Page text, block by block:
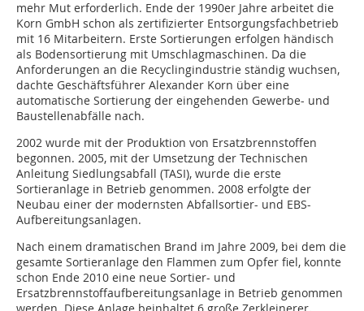
mehr Mut erforderlich. Ende der 1990er Jahre arbeitet die
Korn GmbH schon als zertifizierter Entsorgungsfachbetrieb
mit 16 Mitarbeitern. Erste Sortierungen erfolgen händisch
als Bodensortierung mit Umschlagmaschinen. Da die
Anforderungen an die Recyclingindustrie ständig wuchsen,
dachte Geschäftsführer Alexander Korn über eine
automatische Sortierung der eingehenden Gewerbe- und
Baustellenabfälle nach.
2002 wurde mit der Produktion von Ersatzbrennstoffen
begonnen. 2005, mit der Umsetzung der Technischen
Anleitung Siedlungsabfall (TASI), wurde die erste
Sortieranlage in Betrieb genommen. 2008 erfolgte der
Neubau einer der modernsten Abfallsortier- und EBS-
Aufbereitungsanlagen.
Nach einem dramatischen Brand im Jahre 2009, bei dem die
gesamte Sortieranlage den Flammen zum Opfer fiel, konnte
schon Ende 2010 eine neue Sortier- und
Ersatzbrennstoffaufbereitungsanlage in Betrieb genommen